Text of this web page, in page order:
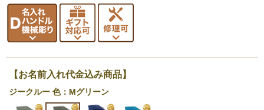
【お名前入れ代金込み商品】
ジークルー 色：Mグリーン